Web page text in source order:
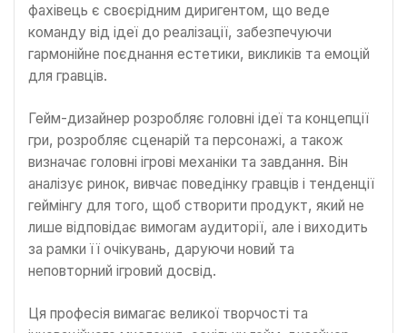
фахівець є своєрідним диригентом, що веде
команду від ідеї до реалізації, забезпечуючи
гармонійне поєднання естетики, викликів та емоцій
для гравців.
Гейм-дизайнер розробляє головні ідеї та концепції
гри, розробляє сценарій та персонажі, а також
визначає головні ігрові механіки та завдання. Він
аналізує ринок, вивчає поведінку гравців і тенденції
геймінгу для того, щоб створити продукт, який не
лише відповідає вимогам аудиторії, але і виходить
за рамки її очікувань, даруючи новий та
неповторний ігровий досвід.
Ця професія вимагає великої творчості та